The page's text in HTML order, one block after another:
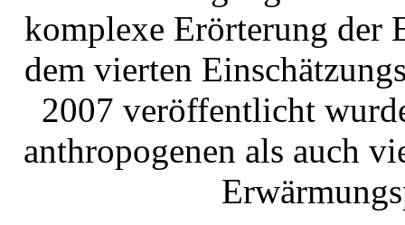
komplexe Erörterung der
dem vierten
2007 veröffentlicht
anthropogenen als auch